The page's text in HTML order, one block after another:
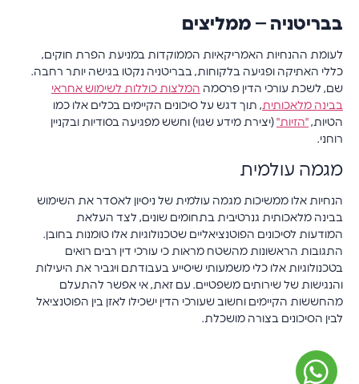
בבריטניה – ממליצים
לעומת ההנחיות האמריקאיות הממוקדות במניעת הפרת חוקים,
כללי האתיקה ופגיעה בלקוחות, בבריטניה נקטו בגישה יותר רחבה.
שם, לשכת עורכי הדין פרסמה המלצות כוללות לשימוש אחראי
בבינה מלאכותית, תוך דגש על סיכונים הקיימים בכלים אלו כמו
הטיות, "הזיות" (יצירת מידע שגוי) וחשש מפגיעה בסודיות ובקניין
רוחני.
מגמה עולמית
הנחיות אלו ממשיכות מגמה עולמית של ניסיון לאסדר את השימוש
בבינה מלאכותית גנרטיבית בתחומים שונים, לצד העלאת
המודעות לסיכונים הפוטנציאליים שטכנולוגיות אלו טומנות בחובן.
התגובות הראשונות מהשטח מראות כי עורכי דין רבים רואים
בטכנולוגיות אלו כלי משמעותי שיסייע בעבודתם ויגביר את היעילות
והנגישות של שירותים משפטיים. עם זאת, אי אפשר להתעלם
מהחששות הקיימים וחשוב שעורכי הדין ישכילו לאזן בין הפוטנציאל
לבין הסיכונים בצורה מושכלת.